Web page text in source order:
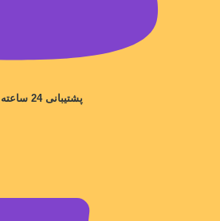
پشتیبانی 24 ساعته